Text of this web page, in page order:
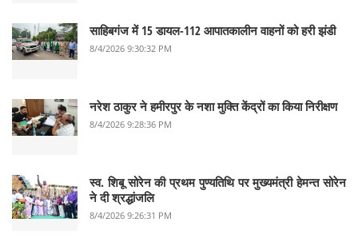
साहिबगंज में 15 डायल-112 आपातकालीन वाहनों को हरी झंडी
8/4/2026 9:30:32 PM
नरेश ठाकुर ने हमीरपुर के नशा मुक्ति केंद्रों का किया निरीक्षण
8/4/2026 9:28:36 PM
स्व. शिबू सोरेन की प्रथम पुण्यतिथि पर मुख्यमंत्री हेमन्त सोरेन
ने दी श्रद्धांजलि
8/4/2026 9:26:31 PM